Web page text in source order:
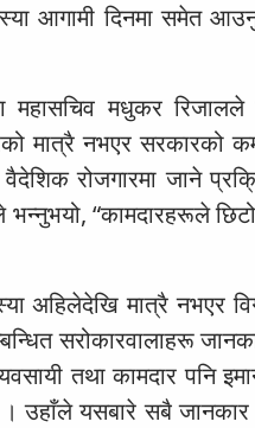
आगामी दिनमा समेत
मधुकर रिजालले
मात्रै नभएर सरकारको
रोजगारमा जाने
भन्नुभयो, “कामदारहरूले
अहिलेदेखि मात्रै नभएर
सरोकारवालाहरू
तथा कामदार पनि
यसबारे सबै जानकार